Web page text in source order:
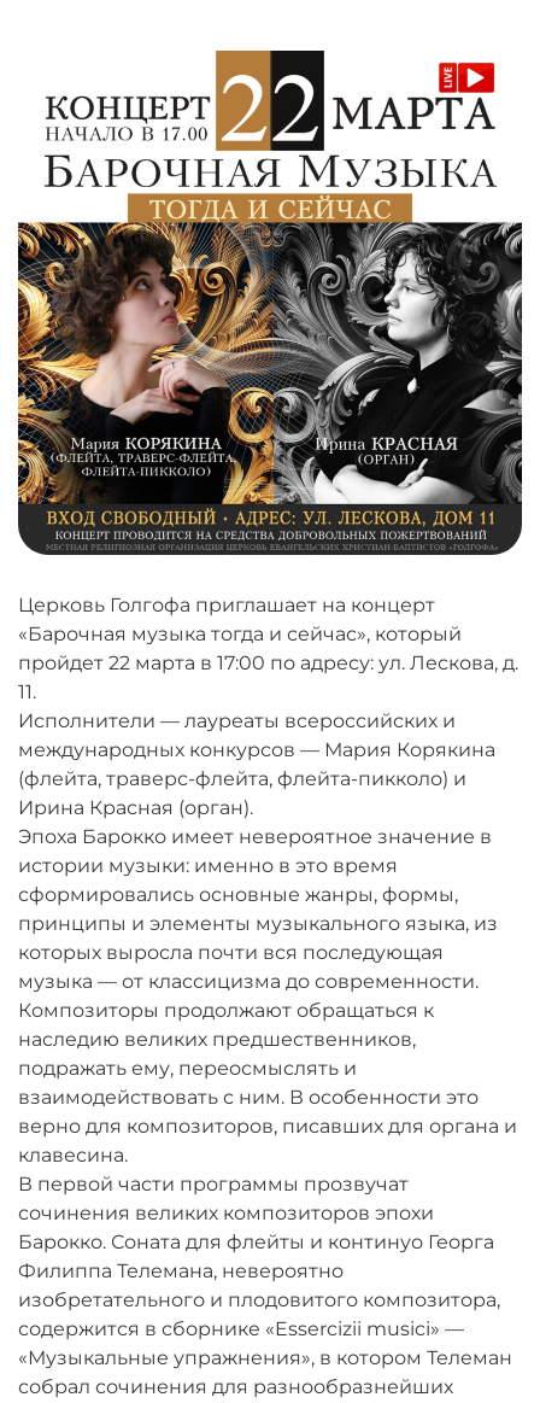
Церковь Голгофа приглашает на концерт
«Барочная музыка тогда и сейчас», который
пройдет 22 марта в 17:00 по адресу: ул. Лескова, д.
11.
Исполнители — лауреаты всероссийских и
международных конкурсов — Мария Корякина
(флейта, траверс-флейта, флейта-пикколо) и
Ирина Красная (орган).
Эпоха Барокко имеет невероятное значение в
истории музыки: именно в это время
сформировались основные жанры, формы,
принципы и элементы музыкального языка, из
которых выросла почти вся последующая
музыка — от классицизма до современности.
Композиторы продолжают обращаться к
наследию великих предшественников,
подражать ему, переосмыслять и
взаимодействовать с ним. В особенности это
верно для композиторов, писавших для органа и
клавесина.
В первой части программы прозвучат
сочинения великих композиторов эпохи
Барокко. Соната для флейты и континуо Георга
Филиппа Телемана, невероятно
изобретательного и плодовитого композитора,
содержится в сборнике «Essercizii musici» —
«Музыкальные упражнения», в котором Телеман
собрал сочинения для разнообразнейших